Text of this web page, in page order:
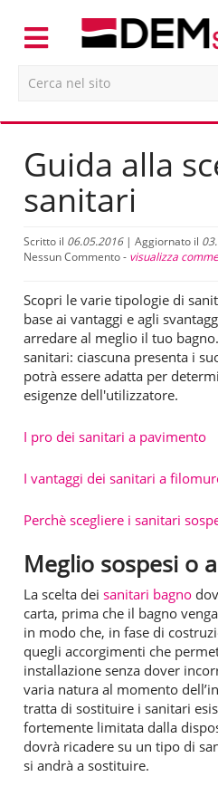
Guida alla
sanitari
Scritto il 06.05.2016| Aggiornato il
Nessun Commento - visualizza
Scopri le varie tipologie di
base ai vantaggi e agli
arredare al meglio il tuo
sanitari: ciascuna presenta i
potrà essere adatta per
esigenze dell'utilizzatore.
I pro dei sanitari a pavimento
I vantaggi dei sanitari a
Perchè scegliere i sanitari
Meglio sospesi o
La scelta dei sanitari bagno
carta, prima che il bagno
in modo che, in fase di
quegli accorgimenti che
installazione senza dover
varia natura al momento
tratta di sostituire i sanitari
fortemente limitata dalla
dovrà ricadere su un tipo di
si andrà a sostituire.